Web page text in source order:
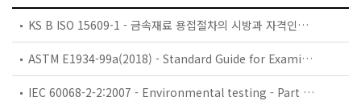
KS B ISO 15609-1 - 금속재료 용접절차의 시방과 자격인정 — 용접절차시방서 — 제1부: 아크 용접
ASTM E1934-99a(2018) - Standard Guide for Examining Electrical and Mechanical Equipment with Infrared Thermography
IEC 60068-2-2:2007 - Environmental testing - Part 2-2: Tests - Test B: Dry heat